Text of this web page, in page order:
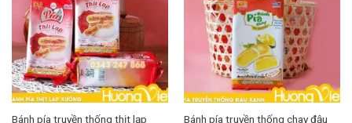
Bánh pía truyền thống thịt lạp
Bánh pía truyền thống chay đậu